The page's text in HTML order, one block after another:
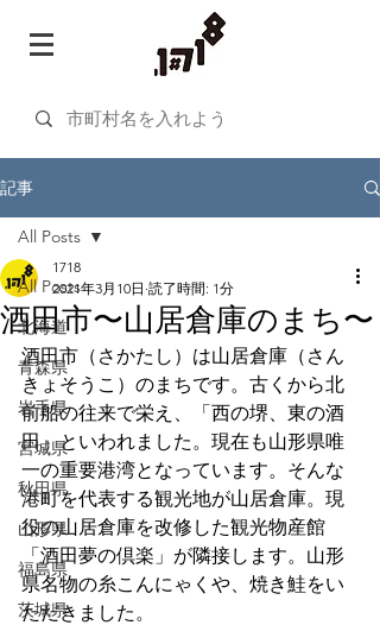
記事
All Posts
北海道
青森県
岩手県
宮城県
秋田県
山形県
福島県
茨城県
All Posts
酒田市〜山居倉庫のまち〜
1718
2021年3月10日 読了時間: 1分
酒田市（さかたし）は山居倉庫（さん
きょそうこ）のまちです。古くから北
前船の往来で栄え、「西の堺、東の酒
田」といわれました。現在も山形県唯
一の重要港湾となっています。そんな
港町を代表する観光地が山居倉庫。現
役の山居倉庫を改修した観光物産館
「酒田夢の倶楽」が隣接します。山形
県名物の糸こんにゃくや、焼き鮭をい
ただきました。